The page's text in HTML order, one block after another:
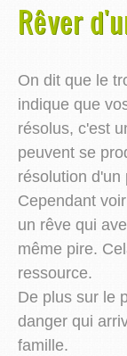
Rêver
On dit que le
indique que
résolus, c'est
peuvent se
résolution d'un
Cependant
un rêve qui
même pire.
ressource.
De plus sur le
danger qui
famille.